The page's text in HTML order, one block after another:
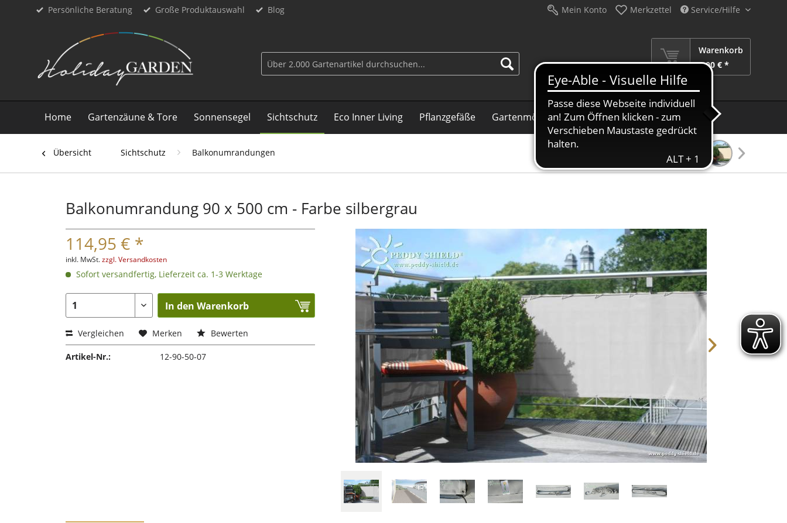
Persönliche Beratung Große Produktauswahl Blog Mein Konto Merkzettel Service/Hilfe
Warenkorb
0,00 € *
Home Gartenzäune & Tore Sonnensegel Sichtschutz Eco Inner Living Pflanzgefäße Gartenmöbel Schirme Dekoration Sale %
Übersicht Sichtschutz Balkonumrandungen
Balkonumrandung 90 x 500 cm - Farbe silbergrau
114,95 € *
inkl. MwSt.zzgl. Versandkosten
Sofort versandfertig, Lieferzeit ca. 1-3 Werktage
In den Warenkorb
Vergleichen Merken Bewerten
Artikel-Nr.: 12-90-50-07